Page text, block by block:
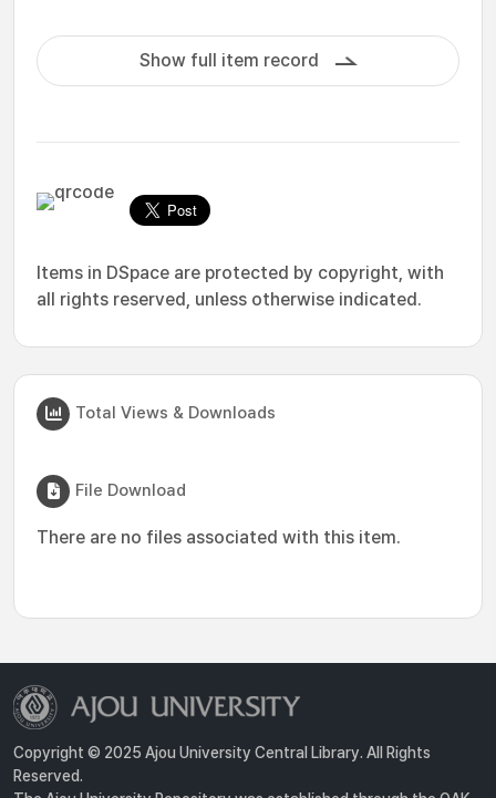
Show full item record
Items in DSpace are protected by copyright, with
all rights reserved, unless otherwise indicated.
Total Views & Downloads
File Download
There are no files associated with this item.
Copyright © 2025 Ajou University Central Library. All Rights
Reserved.